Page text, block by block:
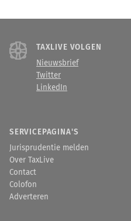
TAXLIVE VOLGEN
Nieuwsbrief
Twitter
LinkedIn
SERVICEPAGINA'S
Jurisprudentie melden
Over TaxLive
Contact
Colofon
Adverteren